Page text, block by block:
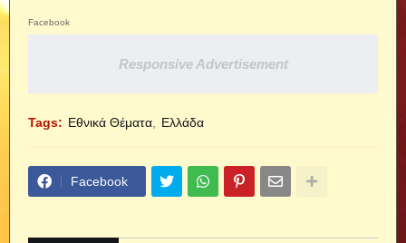
Facebook
Responsive Advertisement
Tags: Εθνικά Θέματα Ελλάδα
Facebook